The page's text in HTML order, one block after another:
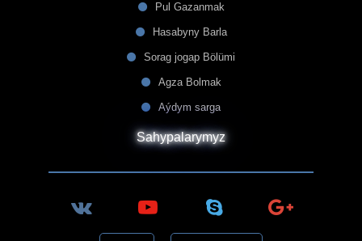
Pul Gazanmak
Hasabyny Barla
Sorag jogap Bölümi
Agza Bolmak
Aýdym sarga
Sahypalarymyz